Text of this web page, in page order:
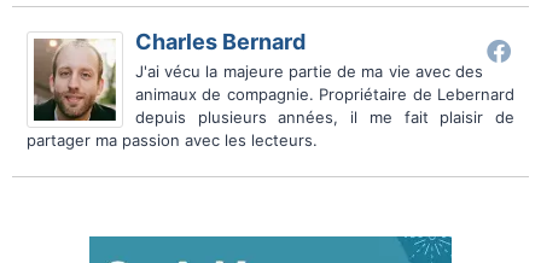
Charles Bernard
J'ai vécu la majeure partie de ma vie avec des
animaux de compagnie. Propriétaire de Lebernard
depuis plusieurs années, il me fait plaisir de
partager ma passion avec les lecteurs.